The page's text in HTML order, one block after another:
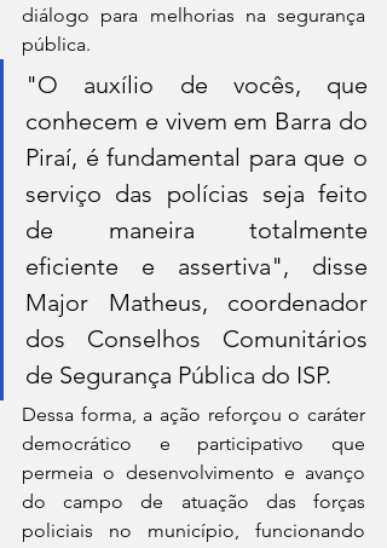
diálogo para melhorias na segurança
pública.
"O auxílio de vocês, que
conhecem e vivem em Barra do
Piraí, é fundamental para que o
serviço das polícias seja feito
de maneira totalmente
eficiente e assertiva", disse
Major Matheus, coordenador
dos Conselhos Comunitários
de Segurança Pública do ISP.
Dessa forma, a ação reforçou o caráter
democrático e participativo que
permeia o desenvolvimento e avanço
do campo de atuação das forças
policiais no município, funcionando